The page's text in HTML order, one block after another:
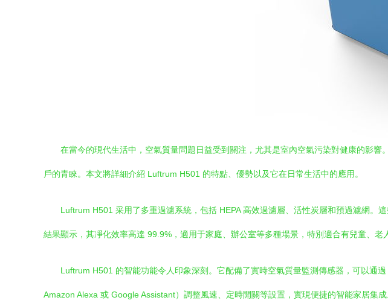
在當今的現代生活中，空氣質量問題日益受到關注，尤其是室內空氣污染對健康的影
戶的青睞。本文將詳細介紹 Luftrum H501 的特點、優勢以及它在日常生活中的應用。
Luftrum H501 采用了多重過濾系統，包括 HEPA 高效過濾層、活性炭層和預過濾網
結果顯示，其凈化效率高達 99.9%，適用于家庭、辦公室等多種場景，特別適合有兒童、老
Luftrum H501 的智能功能令人印象深刻。它配備了實時空氣質量監測傳感器，可以通
Amazon Alexa 或 Google Assistant）調整風速、定時開關等設置，實現便捷的智能家居集